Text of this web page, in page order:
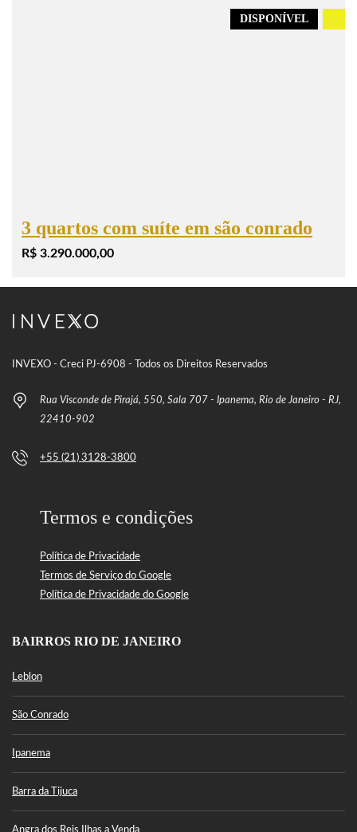
DISPONÍVEL
3 quartos com suíte em são conrado
R$ 3.290.000,00
INVEXO - Creci PJ-6908 - Todos os Direitos Reservados
Rua Visconde de Pirajá, 550, Sala 707 - Ipanema, Rio de Janeiro - RJ,
22410-902
+55 (21) 3128-3800
Termos e condições
Política de Privacidade
Termos de Serviço do Google
Política de Privacidade do Google
BAIRROS RIO DE JANEIRO
Leblon
São Conrado
Ipanema
Barra da Tijuca